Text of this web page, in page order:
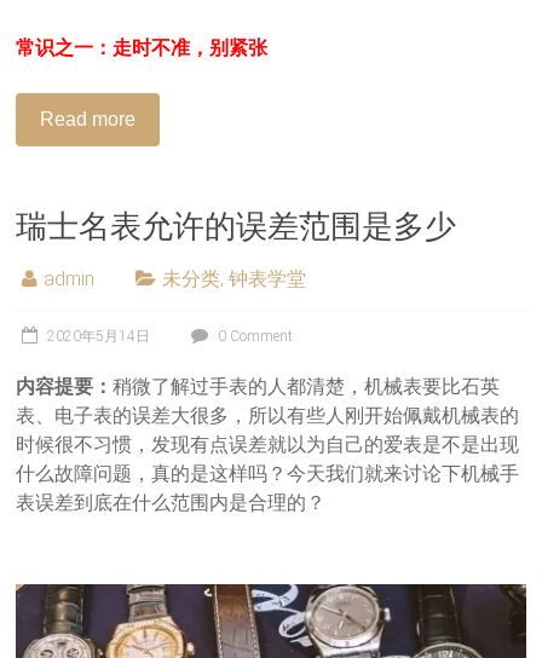
常识之一：走时不准，别紧张
Read more
瑞士名表允许的误差范围是多少
admin 未分类,钟表学堂
2020年5月14日 0 Comment
内容提要：稍微了解过手表的人都清楚，机械表要比石英
表、电子表的误差大很多，所以有些人刚开始佩戴机械表的
时候很不习惯，发现有点误差就以为自己的爱表是不是出现
什么故障问题，真的是这样吗？今天我们就来讨论下机械手
表误差到底在什么范围内是合理的？